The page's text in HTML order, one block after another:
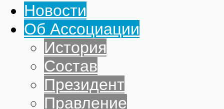
Новости
Об Ассоциации
История
Состав
Президент
Правление